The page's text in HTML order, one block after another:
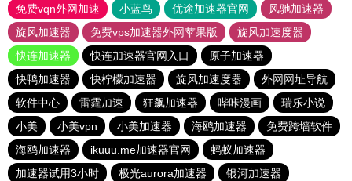
免费vqn外网加速
小蓝鸟 优途加速器官网
风驰加速器
旋风加速器
免费vps加速器外网苹果版
旋风加速度器
快连加速器
快连加速器官网入口
原子加速器
快鸭加速器
快柠檬加速器 旋风加速度器
外网网址导航
软件中心
雷霆加速 狂飙加速器 哔咔漫画
瑞乐小说
小美
小美vpn 小美加速器 海鸥加速器
免费跨墙软件
海鸥加速器
ikuuu.me加速器官网
蚂蚁加速器
加速器试用3小时
极光aurora加速器
银河加速器